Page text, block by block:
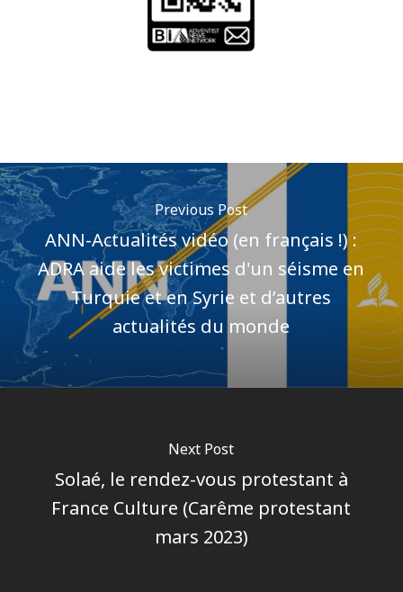
Previous Post
ANN-Actualités vidéo (en français !) :
ADRA aide les victimes d'un séisme en
Turquie et en Syrie et d’autres
actualités du monde
Next Post
Solaé, le rendez-vous protestant à
France Culture (Carême protestant
mars 2023)